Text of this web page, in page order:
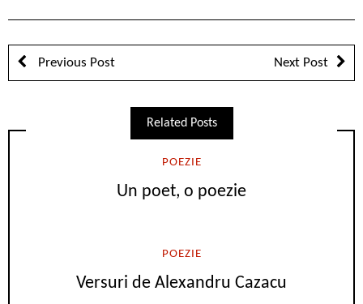
Previous Post Next Post
Related Posts
POEZIE
Un poet, o poezie
POEZIE
Versuri de Alexandru Cazacu